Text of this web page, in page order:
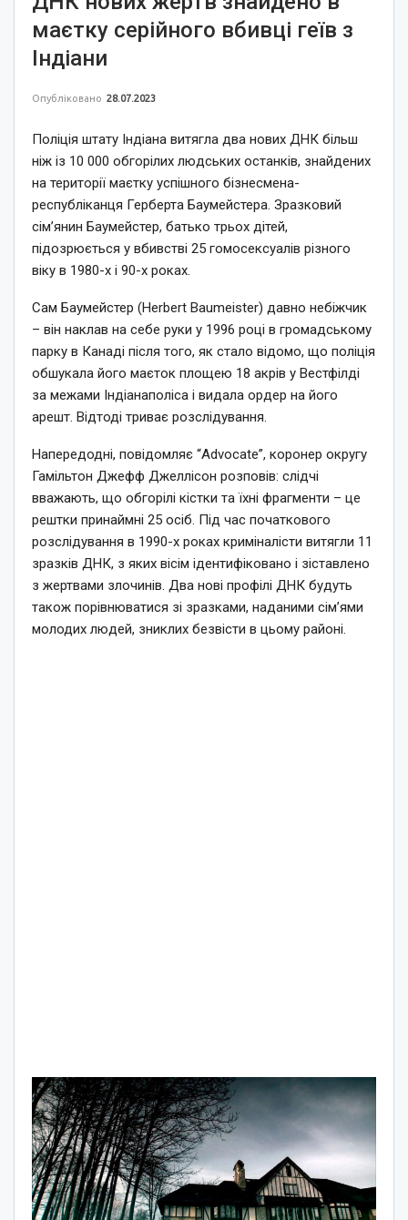
маєтку серійного вбивці геїв з
Індіани
Опубліковано 28.07.2023
Поліція штату Індіана витягла два нових ДНК більш
ніж із 10 000 обгорілих людських останків, знайдених
на території маєтку успішного бізнесмена-
республіканця Герберта Баумейстера. Зразковий
сім’янин Баумейстер, батько трьох дітей,
підозрюється у вбивстві 25 гомосексуалів різного
віку в 1980-х і 90-х роках.
Сам Баумейстер (Herbert Baumeister) давно небіжчик
– він наклав на себе руки у 1996 році в громадському
парку в Канаді після того, як стало відомо, що поліція
обшукала його маєток площею 18 акрів у Вестфілді
за межами Індіанаполіса і видала ордер на його
арешт. Відтоді триває розслідування.
Напередодні, повідомляє “Advocate”, коронер округу
Гамільтон Джефф Джеллісон розповів: слідчі
вважають, що обгорілі кістки та їхні фрагменти – це
рештки принаймні 25 осіб. Під час початкового
розслідування в 1990-х роках криміналісти витягли 11
зразків ДНК, з яких вісім ідентифіковано і зіставлено
з жертвами злочинів. Два нові профілі ДНК будуть
також порівнюватися зі зразками, наданими сім’ями
молодих людей, зниклих безвісти в цьому районі.